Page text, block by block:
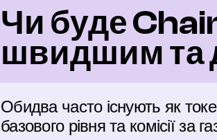
Чи буде
швидшим та
Обидва часто існують як
базового рівня та комісії за